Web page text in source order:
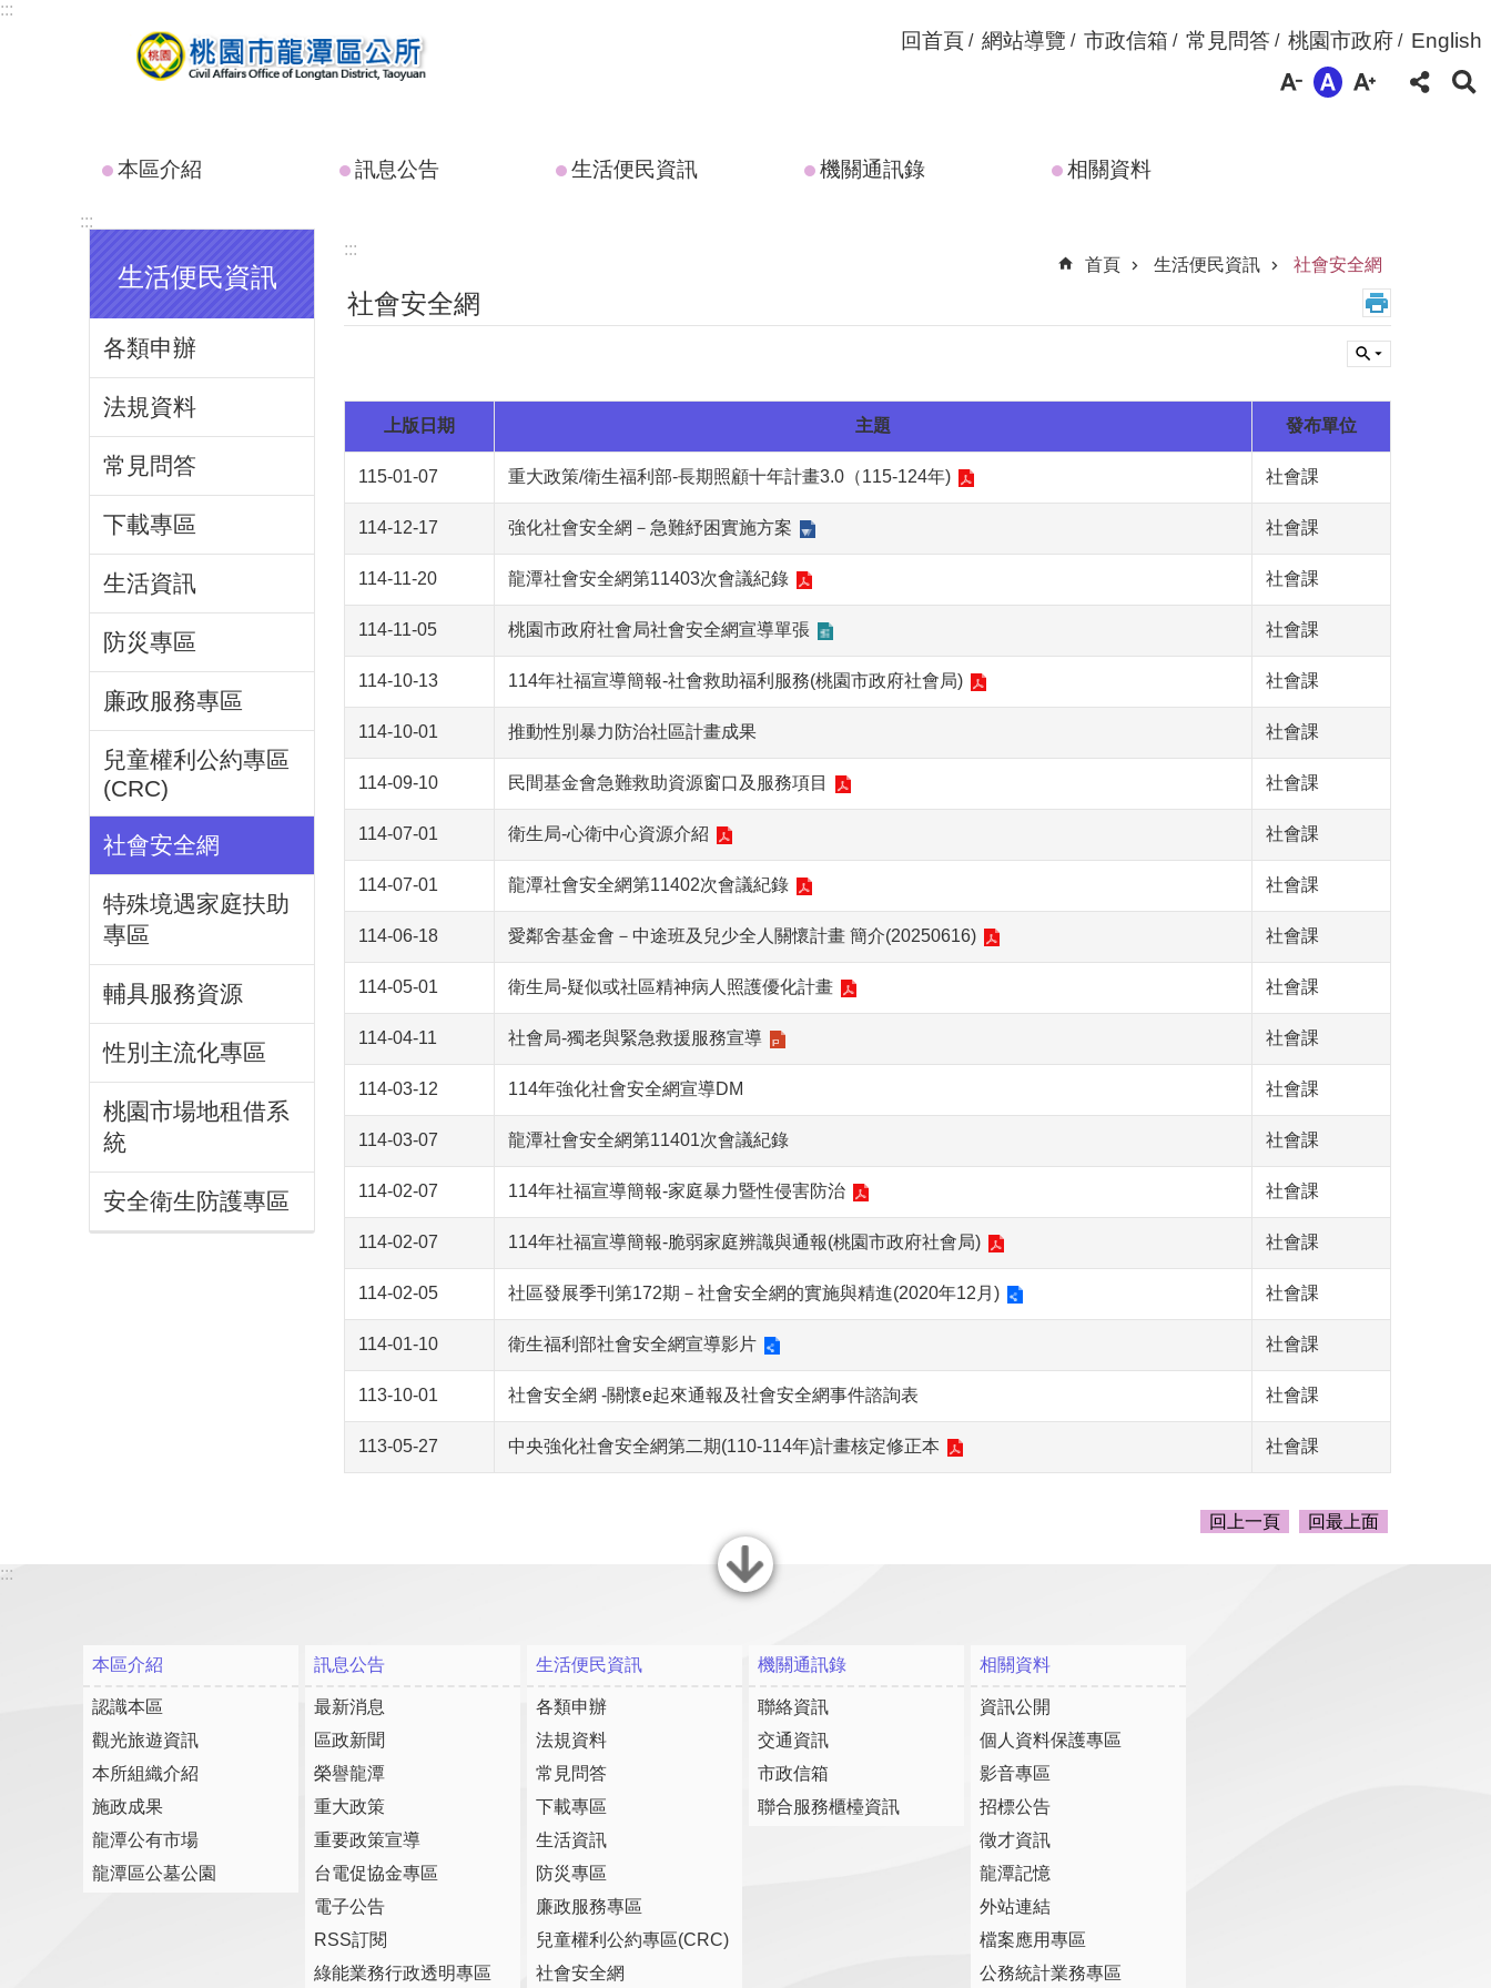
跳到主要內容區塊
:::
回首頁 網站導覽 市政信箱 常見問答 桃園市政府 English
本區介紹 訊息公告 生活便民資訊 機關通訊錄 相關資料
:::
生活便民資訊
各類申辦
法規資料
常見問答
下載專區
生活資訊
防災專區
廉政服務專區
兒童權利公約專區
(CRC)
社會安全網
特殊境遇家庭扶助
專區
輔具服務資源
性別主流化專區
桃園市場地租借系
統
安全衛生防護專區
:::
首頁
生活便民資訊 社會安全網
社會安全網
上版日期 主題 發布單位
115-01-07 重大政策/衛生福利部-長期照顧十年計畫3.0（115-124年) 社會課
114-12-17 強化社會安全網－急難紓困實施方案 社會課
114-11-20 龍潭社會安全網第11403次會議紀錄 社會課
114-11-05 桃園市政府社會局社會安全網宣導單張 社會課
114-10-13 114年社福宣導簡報-社會救助福利服務(桃園市政府社會局) 社會課
114-10-01 推動性別暴力防治社區計畫成果 社會課
114-09-10 民間基金會急難救助資源窗口及服務項目 社會課
114-07-01 衛生局-心衛中心資源介紹 社會課
114-07-01 龍潭社會安全網第11402次會議紀錄 社會課
114-06-18 愛鄰舍基金會－中途班及兒少全人關懷計畫 簡介(20250616) 社會課
114-05-01 衛生局-疑似或社區精神病人照護優化計畫 社會課
114-04-11 社會局-獨老與緊急救援服務宣導 社會課
114-03-12 114年強化社會安全網宣導DM 社會課
114-03-07 龍潭社會安全網第11401次會議紀錄 社會課
114-02-07 114年社福宣導簡報-家庭暴力暨性侵害防治 社會課
114-02-07 114年社福宣導簡報-脆弱家庭辨識與通報(桃園市政府社會局) 社會課
114-02-05 社區發展季刊第172期－社會安全網的實施與精進(2020年12月) 社會課
114-01-10 衛生福利部社會安全網宣導影片 社會課
113-10-01 社會安全網 -關懷e起來通報及社會安全網事件諮詢表 社會課
113-05-27 中央強化社會安全網第二期(110-114年)計畫核定修正本 社會課
回上一頁 回最上面
關閉
:::
本區介紹
認識本區
觀光旅遊資訊
本所組織介紹
施政成果
龍潭公有市場
龍潭區公墓公園
訊息公告
最新消息
區政新聞
榮譽龍潭
重大政策
重要政策宣導
台電促協金專區
電子公告
RSS訂閱
綠能業務行政透明專區
生活便民資訊
各類申辦
法規資料
常見問答
下載專區
生活資訊
防災專區
廉政服務專區
兒童權利公約專區(CRC)
社會安全網
機關通訊錄
聯絡資訊
交通資訊
市政信箱
聯合服務櫃檯資訊
相關資料
資訊公開
個人資料保護專區
影音專區
招標公告
徵才資訊
龍潭記憶
外站連結
檔案應用專區
公務統計業務專區